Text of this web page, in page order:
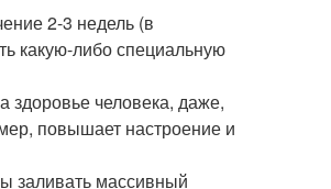
2-3 недель (в
какую-либо специальную
здоровье человека, даже,
повышает настроение и
заливать массивный